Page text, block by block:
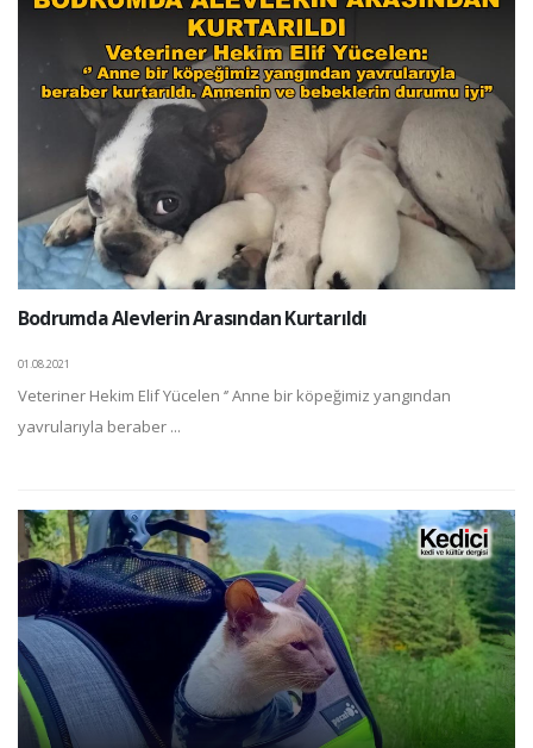
Bodrumda Alevlerin Arasından Kurtarıldı
01.08.2021
Veteriner Hekim Elif Yücelen ‘’ Anne bir köpeğimiz yangından
yavrularıyla beraber ...